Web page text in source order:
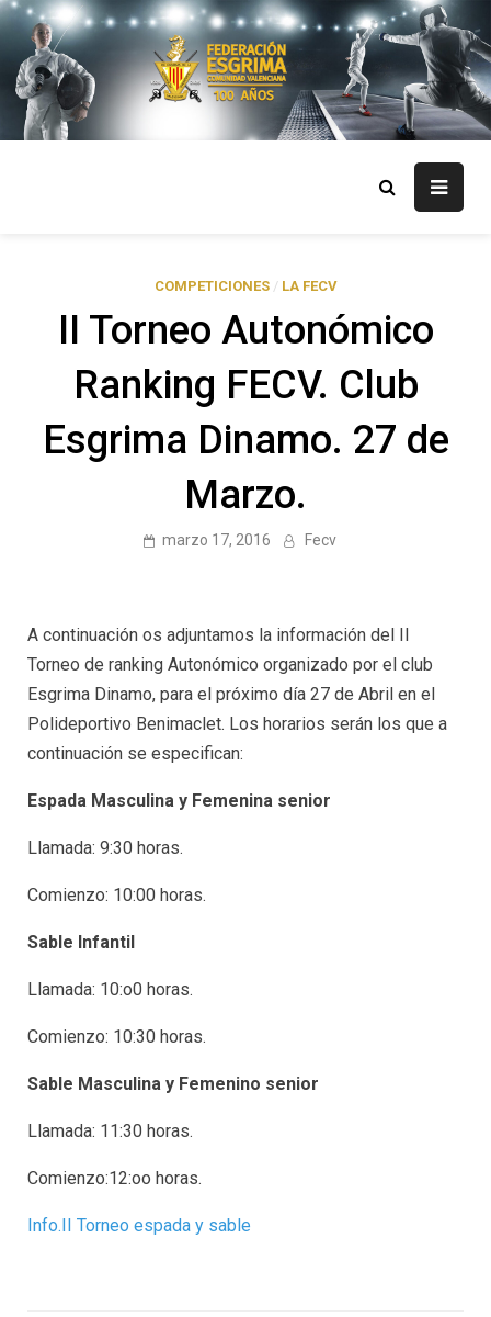
Skip
content
COMPETICIONES/ LA FECV
II Torneo Autonómico
Ranking FECV. Club
Esgrima Dinamo. 27 de
Marzo.
marzo 17, 2016 Fecv
A continuación os adjuntamos la información del II
Torneo de ranking Autonómico organizado por el club
Esgrima Dinamo, para el próximo día 27 de Abril en el
Polideportivo Benimaclet. Los horarios serán los que a
continuación se especifican:
Espada Masculina y Femenina senior
Llamada: 9:30 horas.
Comienzo: 10:00 horas.
Sable Infantil
Llamada: 10:o0 horas.
Comienzo: 10:30 horas.
Sable Masculina y Femenino senior
Llamada: 11:30 horas.
Comienzo:12:oo horas.
Info.II Torneo espada y sable